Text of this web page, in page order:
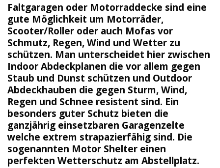
Faltgaragen oder Motorraddecke sind eine
gute Möglichkeit um Motorräder,
Scooter/Roller oder auch Mofas vor
Schmutz, Regen, Wind und Wetter zu
schützen. Man unterscheidet hier zwischen
IndoorAbdeckplanen die vor allem gegen
Staub und Dunst schützen und Outdoor
Abdeckhauben die gegen Sturm, Wind,
Regen und Schnee resistent sind. Ein
besonders guter Schutz bieten die
ganzjährig einsetzbaren Garagenzelte
welche extrem strapazierfähig sind. Die
sogenannten Motor Shelter einen
perfekten Wetterschutz am Abstellplatz.